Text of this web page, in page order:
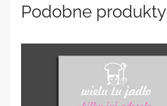
Podobne produkty